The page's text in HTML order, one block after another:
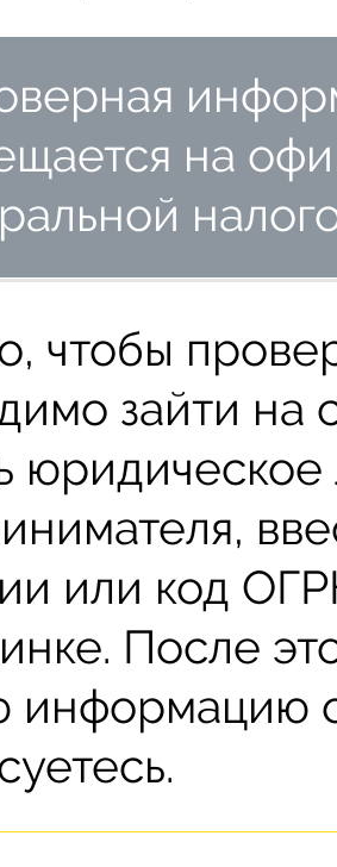
на
чтобы
зайти
или код
После
информацию